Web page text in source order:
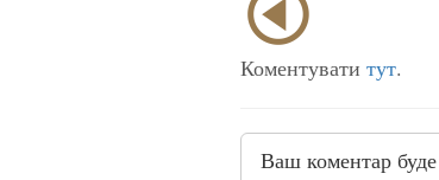
Коментувати тут.
Ваш коментар